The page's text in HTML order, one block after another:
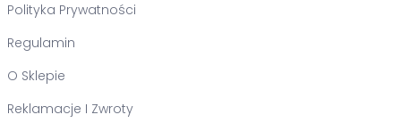
Polityka Prywatności
Regulamin
O Sklepie
Reklamacje I Zwroty